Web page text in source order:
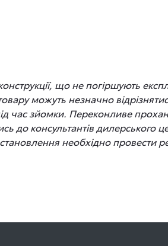
що не погіршують
можуть незначно
час зйомки. Переконливе
до консультантів дилерського
необхідно провести